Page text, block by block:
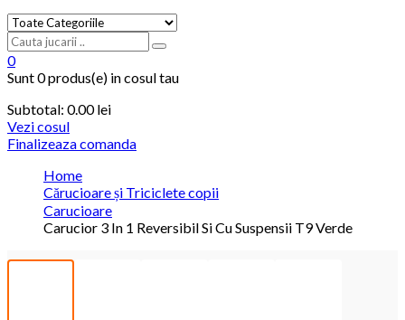
0
Sunt0 produs(e) in cosul tau
Subtotal: 0.00 lei
Vezi cosul
Finalizeaza comanda
Home
Cărucioare și Triciclete copii
Carucioare
Carucior 3 In 1 Reversibil Si Cu Suspensii T9 Verde